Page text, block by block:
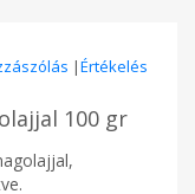
|Értékelés
100 gr